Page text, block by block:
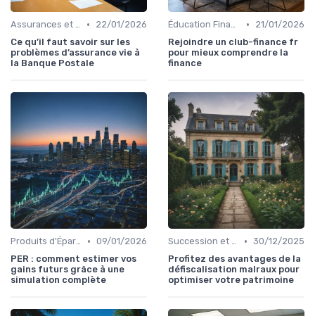
Assurances et Protections Financières •
22/01/2026
Ce qu’il faut savoir sur les
problèmes d’assurance vie à
la Banque Postale
Éducation Financière •
21/01/2026
Rejoindre un club-finance fr
pour mieux comprendre la
finance
Produits d'Épargne Retraite • 09/01/2026
PER : comment estimer vos
gains futurs grâce à une
simulation complète
Succession et Transmission de Patrimoine • 30/12/2025
Profitez des avantages de la
défiscalisation malraux pour
optimiser votre patrimoine